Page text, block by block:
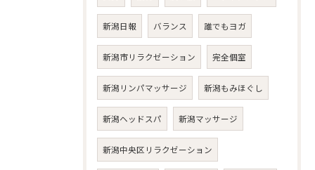
新潟日報 バランス 誰でもヨガ
新潟市リラクゼーション 完全個室
新潟リンパマッサージ 新潟もみほぐし
新潟ヘッドスパ 新潟マッサージ
新潟中央区リラクゼーション